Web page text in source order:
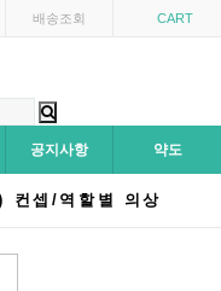
배송조회 CART
공지사항 약도
셉/역할별 의상